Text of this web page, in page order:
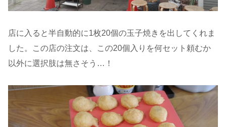
店に入ると半自動的に1枚20個の玉子焼きを出してくれま
した。この店の注文は、この20個入りを何セット頼むか
以外に選択肢は無さそう…！